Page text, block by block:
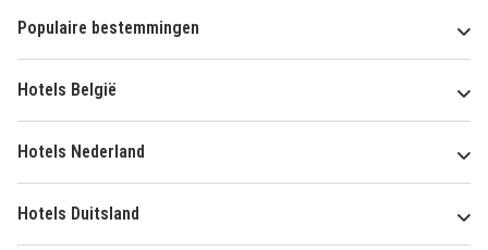
Populaire bestemmingen
Hotels België
Hotels Nederland
Hotels Duitsland